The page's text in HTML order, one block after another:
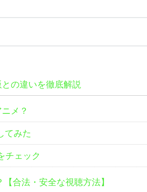
の違いを徹底解説
メ？
てみた
チェック
合法・安全な視聴方法】